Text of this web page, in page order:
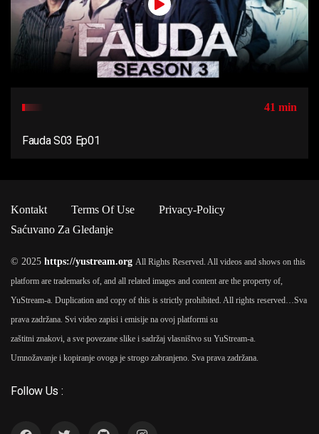
41 min
Fauda S03 Ep01
Kontakt Terms Of Use
Privacy-Policy
Saćuvano Za Gledanje
© 2025 https://yustream.org All Rights Reserved. All videos and shows on this
platform are trademarks of, and all related images and content are the property of,
YuStream-a. Duplication and copy of this is strictly prohibited. All rights reserved…Sva
prava zadržana. Svi video zapisi i emisije na ovoj platformi su
zaštitni znakovi, a sve povezane slike i sadržaj vlasništvo su YuStream-a.
Umnožavanje i kopiranje ovoga je strogo zabranjeno. Sva prava zadržana.
Follow Us :